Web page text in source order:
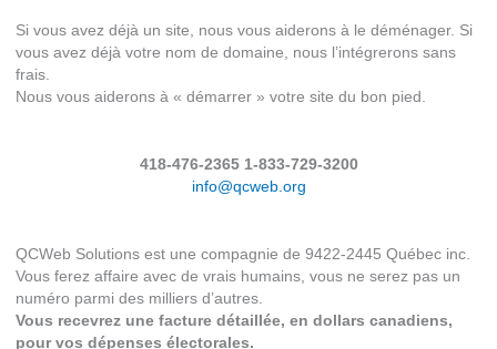
Si vous avez déjà un site, nous vous aiderons à le déménager. Si
vous avez déjà votre nom de domaine, nous l’intégrerons sans
frais.
Nous vous aiderons à « démarrer » votre site du bon pied.
418-476-2365 1-833-729-3200
info@qcweb.org
QCWeb Solutions est une compagnie de 9422-2445 Québec inc.
Vous ferez affaire avec de vrais humains, vous ne serez pas un
numéro parmi des milliers d’autres.
Vous recevrez une facture détaillée, en dollars canadiens,
pour vos dépenses électorales.